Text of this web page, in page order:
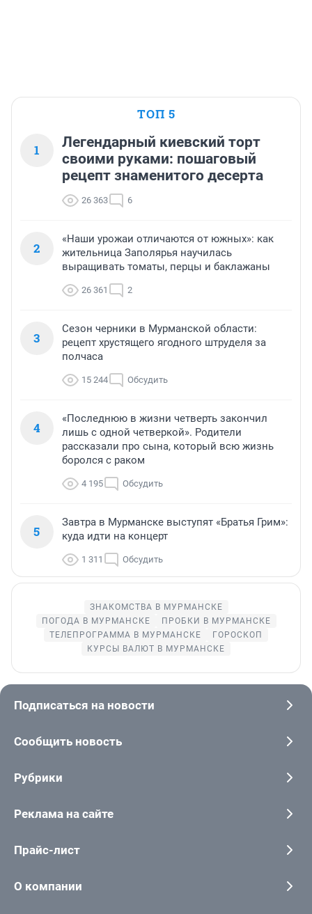
ТОП 5
1
Легендарный киевский торт
своими руками: пошаговый
рецепт знаменитого десерта
26 363 6
2
«Наши урожаи отличаются от южных»: как
жительница Заполярья научилась
выращивать томаты, перцы и баклажаны
26 361 2
3
Сезон черники в Мурманской области:
рецепт хрустящего ягодного штруделя за
полчаса
15 244 Обсудить
4
«Последнюю в жизни четверть закончил
лишь с одной четверкой». Родители
рассказали про сына, который всю жизнь
боролся с раком
4 195 Обсудить
5
Завтра в Мурманске выступят «Братья Грим»:
куда идти на концерт
1 311 Обсудить
ЗНАКОМСТВА В МУРМАНСКЕ
ПОГОДА В МУРМАНСКЕ
ПРОБКИ В МУРМАНСКЕ
ТЕЛЕПРОГРАММА В МУРМАНСКЕ
ГОРОСКОП
КУРСЫ ВАЛЮТ В МУРМАНСКЕ
Подписаться на новости
Сообщить новость
Рубрики
Реклама на сайте
Прайс-лист
О компании